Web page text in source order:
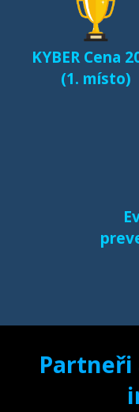
Fenomén
českém
Další
samostatné
e-bezpeci.cz/
KYBER Cena
(1. místo)
Partneři